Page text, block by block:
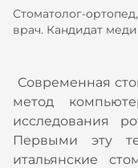
Стоматолог-
врач. Кандидат
Современная
метод
исследования
Первыми эту
итальянские